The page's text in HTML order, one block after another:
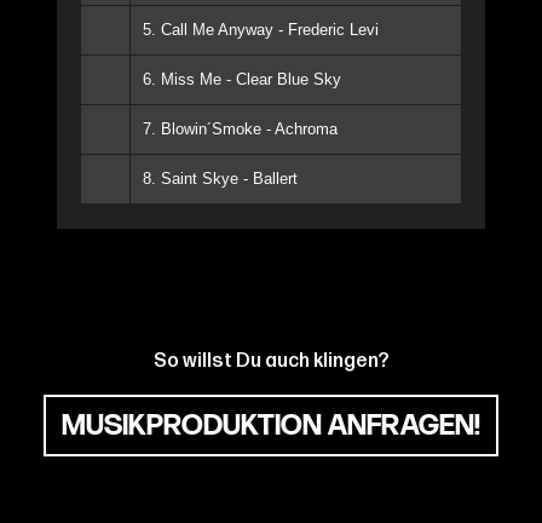
5. Call Me Anyway - Frederic Levi
6. Miss Me - Clear Blue Sky
7. Blowin´Smoke - Achroma
8. Saint Skye - Ballert
So willst Du auch klingen?
MUSIKPRODUKTION ANFRAGEN!